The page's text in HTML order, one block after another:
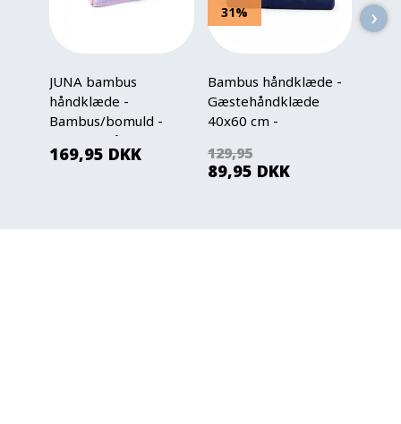
JUNA bambus
håndklæde -
Bambus/bomuld -
Nuance Blå/rosa
169,95 DKK
31%
Bambus håndklæde -
Gæstehåndklæde
40x60 cm -
Mørkeblå
129,95
89,95 DKK
›